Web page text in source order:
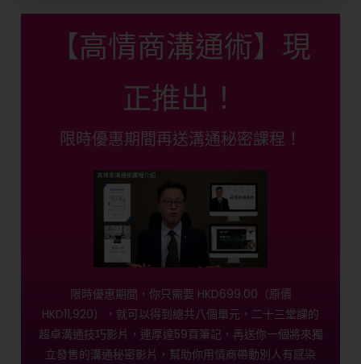
【高情商溝通術】現
正推出！
限時優惠期間再送溝通秘密課程！
限時優惠期間，你只需要 HKD699.00（原價
HKD11,920），就可以得到總共八個單元，二十三堂課的
超卓溝通技巧影片，連厚達59頁筆記，再送你一個將來獨
立發售的溝通秘密影片，幫助你用情商帶動別人有感染